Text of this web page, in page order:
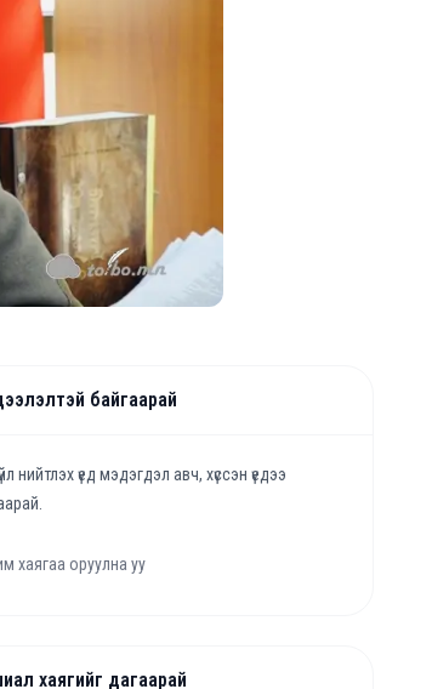
байгаарай
нийтлэх үед мэдэгдэл авч, хүссэн үедээ
хаягийг дагаарай